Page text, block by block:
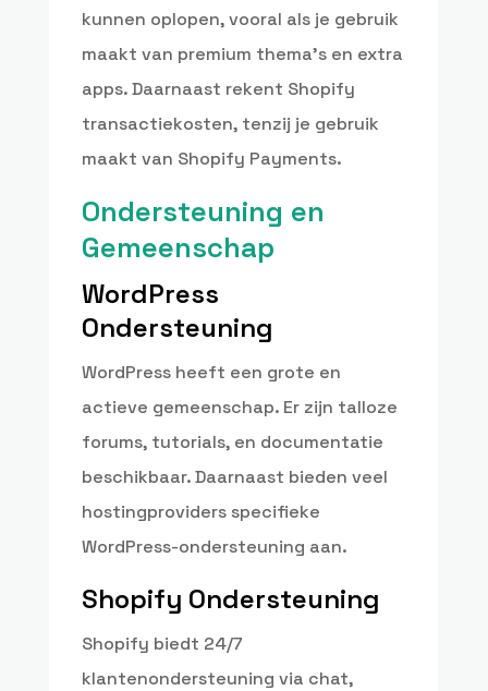
kunnen oplopen, vooral als je gebruik
maakt van premium thema’s en extra
apps. Daarnaast rekent Shopify
transactiekosten, tenzij je gebruik
maakt van Shopify Payments.
Ondersteuning en
Gemeenschap
WordPress
Ondersteuning
WordPress heeft een grote en
actieve gemeenschap. Er zijn talloze
forums, tutorials, en documentatie
beschikbaar. Daarnaast bieden veel
hostingproviders specifieke
WordPress-ondersteuning aan.
Shopify Ondersteuning
Shopify biedt 24/7
klantenondersteuning via chat,